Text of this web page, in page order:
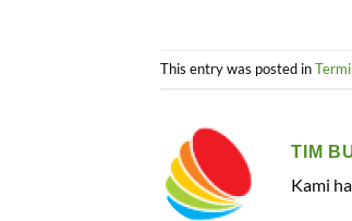
This entry was posted in
TIM
Kami